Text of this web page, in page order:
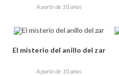
A partir de 10 años
El misterio del anillo del zar
A partir de 10 años